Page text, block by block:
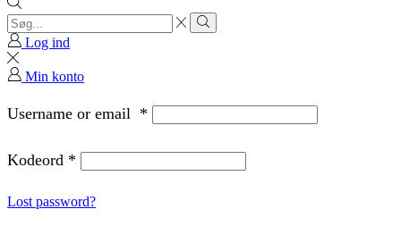
Search
input
Search
Log ind
Min konto
Username or email *
Kodeord *
Lost password?